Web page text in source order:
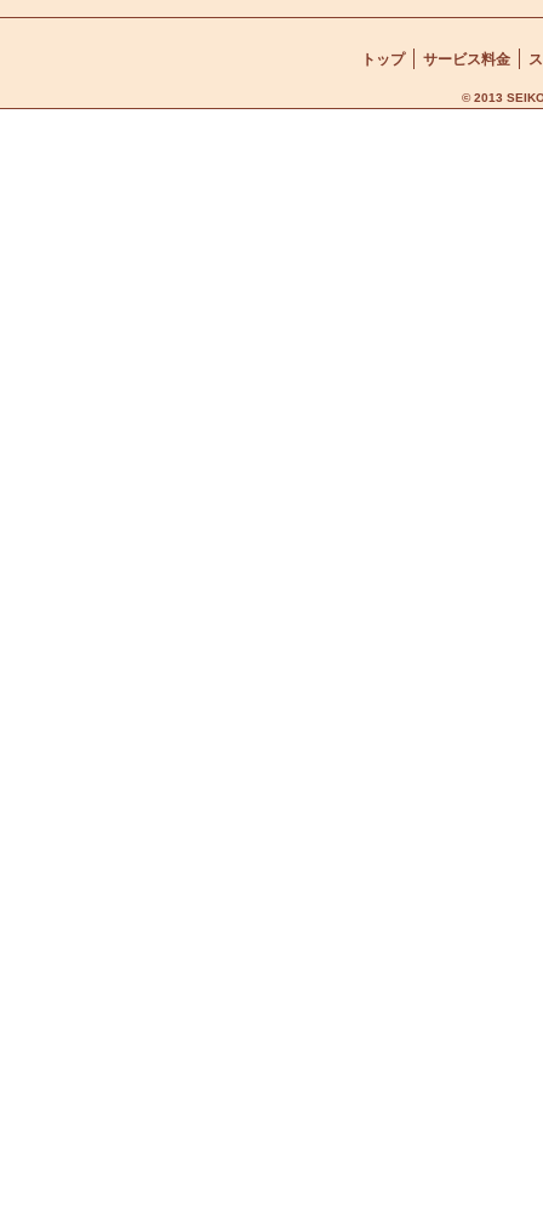
トップ サービス料金
© 2013